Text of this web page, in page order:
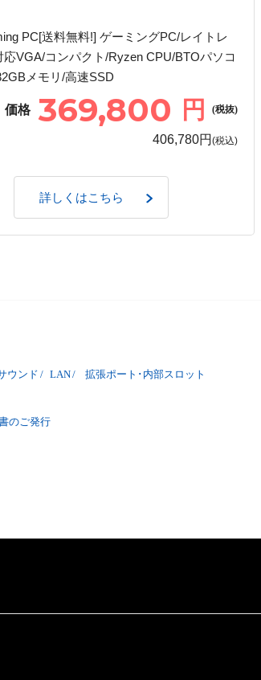
PC[送料無料!] ゲーミングPC/レイトレ
応VGA/コンパクト/Ryzen CPU/BTOパソコ
メモリ/高速SSD
価格 369,800 円 (税抜)
406,780円 (税込)
詳しくはこちら
ウンド / LAN/ 拡張ポート･内部スロット
のご発行